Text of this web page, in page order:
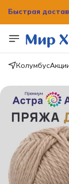
Быстрая
вашим домом!
Колумбус